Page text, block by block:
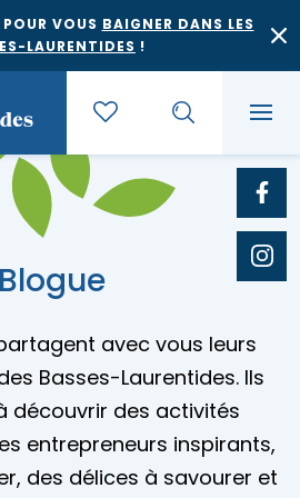
VOUS BAIGNER DANS LES
LAURENTIDES !
et saveurs régionales
événements
air
gîte
Blogue
avec vous leurs
Basses-Laurentides. Ils
découvrir des activités
entrepreneurs inspirants,
des délices à savourer et